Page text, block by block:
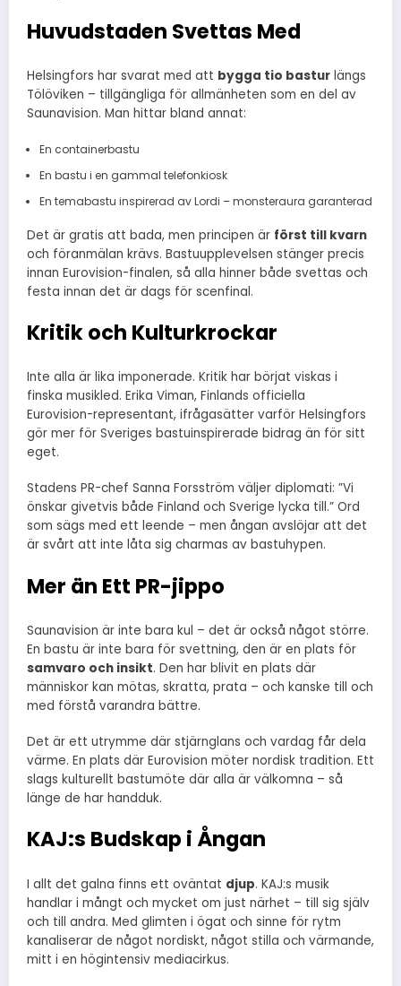
Huvudstaden Svettas Med
Helsingfors har svarat med att bygga tio bastur längs
Tölöviken – tillgängliga för allmänheten som en del av
Saunavision. Man hittar bland annat:
En containerbastu
En bastu i en gammal telefonkiosk
En temabastu inspirerad av Lordi – monsteraura garanterad
Det är gratis att bada, men principen är först till kvarn
och föranmälan krävs. Bastuupplevelsen stänger precis
innan Eurovision-finalen, så alla hinner både svettas och
festa innan det är dags för scenfinal.
Kritik och Kulturkrockar
Inte alla är lika imponerade. Kritik har börjat viskas i
finska musikled. Erika Viman, Finlands officiella
Eurovision-representant, ifrågasätter varför Helsingfors
gör mer för Sveriges bastuinspirerade bidrag än för sitt
eget.
Stadens PR-chef Sanna Forsström väljer diplomati: ”Vi
önskar givetvis både Finland och Sverige lycka till.” Ord
som sägs med ett leende – men ångan avslöjar att det
är svårt att inte låta sig charmas av bastuhypen.
Mer än Ett PR-jippo
Saunavision är inte bara kul – det är också något större.
En bastu är inte bara för svettning, den är en plats för
samvaro och insikt. Den har blivit en plats där
människor kan mötas, skratta, prata – och kanske till och
med förstå varandra bättre.
Det är ett utrymme där stjärnglans och vardag får dela
värme. En plats där Eurovision möter nordisk tradition. Ett
slags kulturellt bastumöte där alla är välkomna – så
länge de har handduk.
KAJ:s Budskap i Ångan
I allt det galna finns ett oväntat djup. KAJ:s musik
handlar i mångt och mycket om just närhet – till sig själv
och till andra. Med glimten i ögat och sinne för rytm
kanaliserar de något nordiskt, något stilla och värmande,
mitt i en högintensiv mediacirkus.